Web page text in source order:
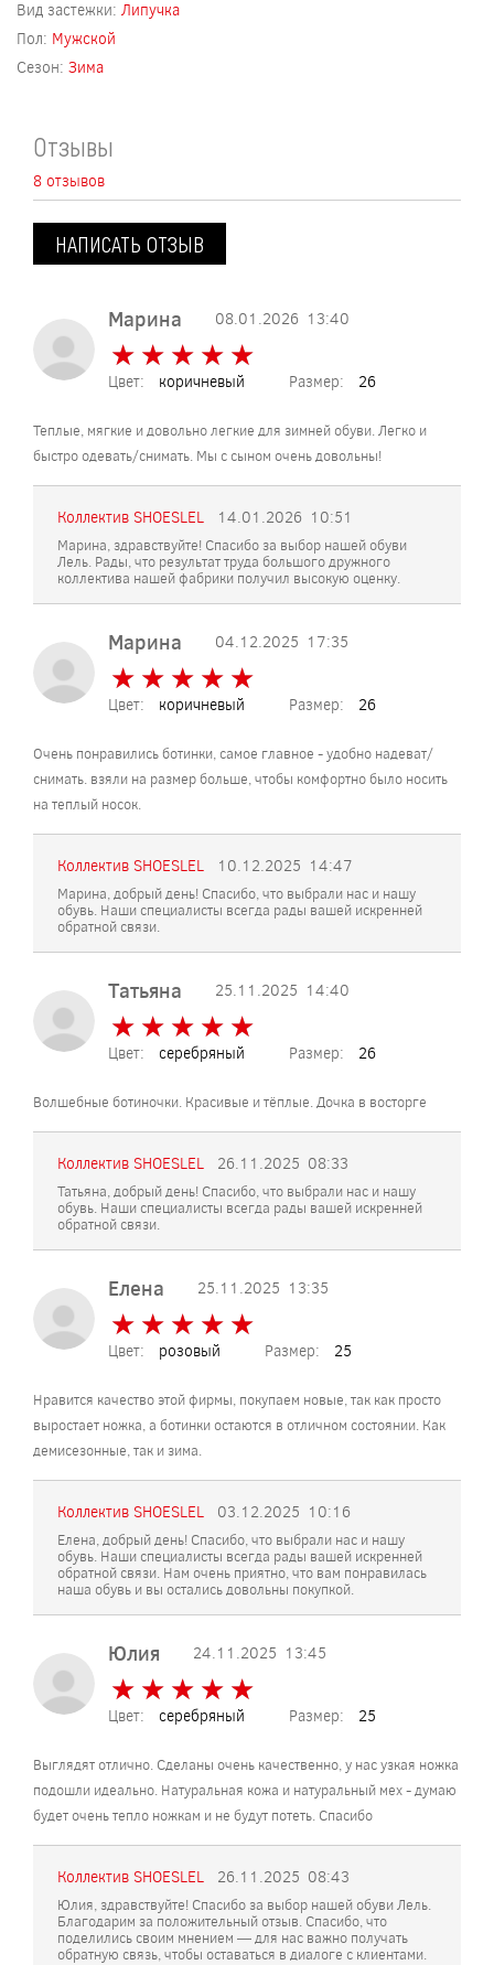
Вид застежки: Липучка
Пол: Мужской
Сезон: Зима
Отзывы
8 отзывов
НАПИСАТЬ ОТЗЫВ
Марина 08.01.2026 13:40
★ ★ ★ ★ ★
★ ★ ★ ★ ★
Цвет: коричневый Размер: 26
Теплые, мягкие и довольно легкие для зимней обуви. Легко и
быстро одевать/снимать. Мы с сыном очень довольны!
Коллектив SHOESLEL 14.01.2026 10:51
Марина, здравствуйте! Спасибо за выбор нашей обуви
Лель. Рады, что результат труда большого дружного
коллектива нашей фабрики получил высокую оценку.
Марина 04.12.2025 17:35
★ ★ ★ ★ ★
★ ★ ★ ★ ★
Цвет: коричневый Размер: 26
Очень понравились ботинки, самое главное - удобно надеват/
снимать. взяли на размер больше, чтобы комфортно было носить
на теплый носок.
Коллектив SHOESLEL 10.12.2025 14:47
Марина, добрый день! Спасибо, что выбрали нас и нашу
обувь. Наши специалисты всегда рады вашей искренней
обратной связи.
Татьяна 25.11.2025 14:40
★ ★ ★ ★ ★
★ ★ ★ ★ ★
Цвет: серебряный Размер: 26
Волшебные ботиночки. Красивые и тёплые. Дочка в восторге
Коллектив SHOESLEL 26.11.2025 08:33
Татьяна, добрый день! Спасибо, что выбрали нас и нашу
обувь. Наши специалисты всегда рады вашей искренней
обратной связи.
Елена 25.11.2025 13:35
★ ★ ★ ★ ★
★ ★ ★ ★ ★
Цвет: розовый Размер: 25
Нравится качество этой фирмы, покупаем новые, так как просто
выростает ножка, а ботинки остаются в отличном состоянии. Как
демисезонные, так и зима.
Коллектив SHOESLEL 03.12.2025 10:16
Елена, добрый день! Спасибо, что выбрали нас и нашу
обувь. Наши специалисты всегда рады вашей искренней
обратной связи. Нам очень приятно, что вам понравилась
наша обувь и вы остались довольны покупкой.
Юлия 24.11.2025 13:45
★ ★ ★ ★ ★
★ ★ ★ ★ ★
Цвет: серебряный Размер: 25
Выглядят отлично. Сделаны очень качественно, у нас узкая ножка
подошли идеально. Натуральная кожа и натуральный мех - думаю
будет очень тепло ножкам и не будут потеть. Спасибо
Коллектив SHOESLEL 26.11.2025 08:43
Юлия, здравствуйте! Спасибо за выбор нашей обуви Лель.
Благодарим за положительный отзыв. Спасибо, что
поделились своим мнением — для нас важно получать
обратную связь, чтобы оставаться в диалоге с клиентами.